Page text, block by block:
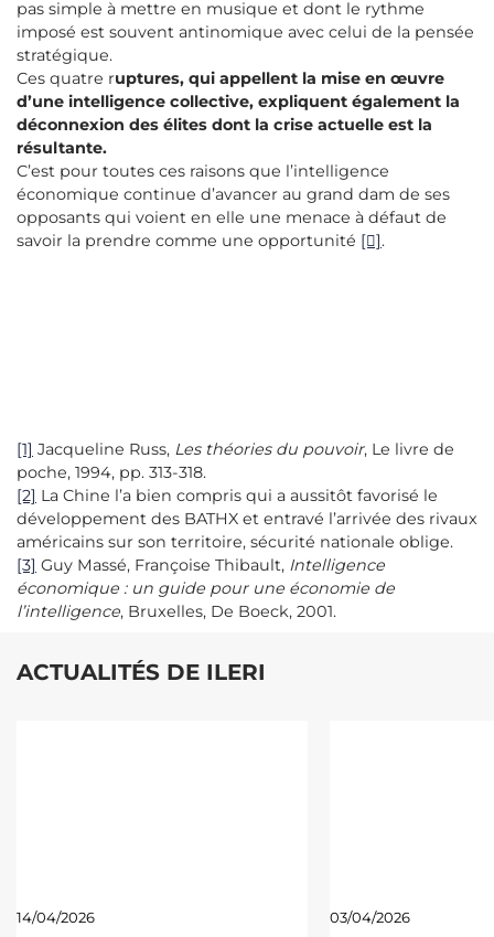
pas simple à mettre en musique et dont le rythme
imposé est souvent antinomique avec celui de la pensée
stratégique.
Ces quatre ruptures, qui appellent la mise en œuvre
d’une intelligence collective, expliquent également la
déconnexion des élites dont la crise actuelle est la
résultante.
C’est pour toutes ces raisons que l’intelligence
économique continue d’avancer au grand dam de ses
opposants qui voient en elle une menace à défaut de
savoir la prendre comme une opportunité [].
[1] Jacqueline Russ, Les théories du pouvoir, Le livre de
poche, 1994, pp. 313-318.
[2] La Chine l’a bien compris qui a aussitôt favorisé le
développement des BATHX et entravé l’arrivée des rivaux
américains sur son territoire, sécurité nationale oblige.
[3] Guy Massé, Françoise Thibault, Intelligence
économique : un guide pour une économie de
l’intelligence, Bruxelles, De Boeck, 2001.
ACTUALITÉS DE ILERI
14/04/2026 03/04/2026